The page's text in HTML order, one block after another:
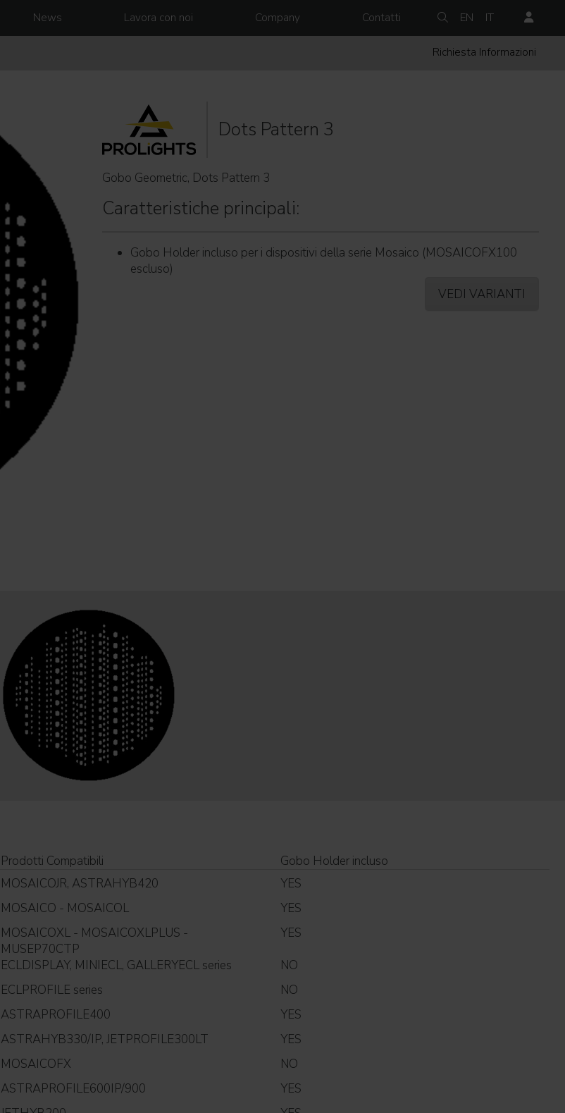
News Lavora con noi Company Contatti EN IT
Richiesta Informazioni
Dots Pattern 3
Gobo Geometric, Dots Pattern 3
Caratteristiche principali:
Gobo Holder incluso per i dispositivi della serie Mosaico (MOSAICOFX100
escluso)
VEDI VARIANTI
Prodotti Compatibili
Gobo Holder incluso
MOSAICOJR, ASTRAHYB420
YES
MOSAICO - MOSAICOL
YES
MOSAICOXL - MOSAICOXLPLUS -
MUSEP70CTP
YES
ECLDISPLAY, MINIECL, GALLERYECL series
NO
ECLPROFILE series
NO
ASTRAPROFILE400
YES
ASTRAHYB330/IP, JETPROFILE300LT
YES
MOSAICOFX
NO
ASTRAPROFILE600IP/900
YES